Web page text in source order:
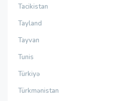
Tacikistan
Tayland
Tayvan
Tunis
Türkiyə
Türkmənistan